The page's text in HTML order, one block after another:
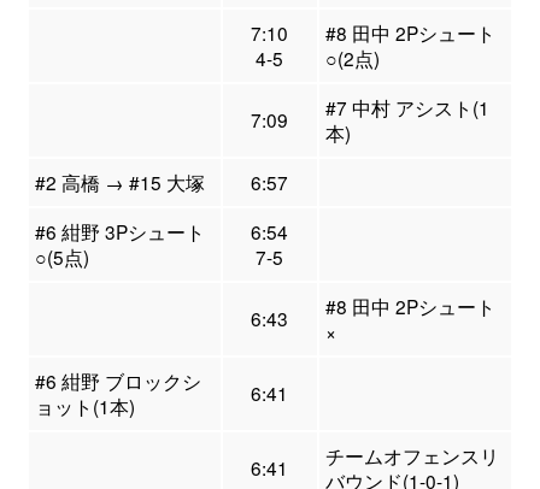
7:10
4-5
#8 田中 2Pシュート
○(2点)
7:09
#7 中村 アシスト(1
本)
#2 高橋 → #15 大塚
6:57
#6 紺野 3Pシュート
○(5点)
6:54
7-5
6:43
#8 田中 2Pシュート
×
#6 紺野 ブロックシ
ョット(1本)
6:41
6:41
チームオフェンスリ
バウンド(1-0-1)